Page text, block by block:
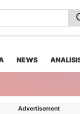
NEWS
Advertisement